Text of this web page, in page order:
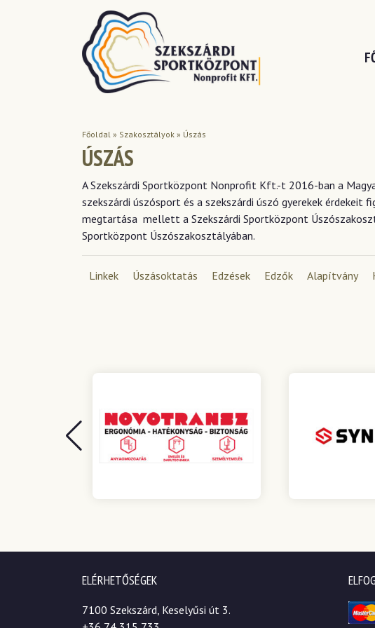
Főoldal » Szakosztályok » Úszás
ÚSZÁS
A Szekszárdi Sportközpont Nonprofit Kft.-t 2016-ban a
szekszárdi úszósport és a szekszárdi úszó gyerekek
megtartása mellett a Szekszárdi Sportközpont
Sportközpont Úszószakosztályában.
Linkek Úszásoktatás Edzések Edzők Alapítvány
ELÉRHETŐSÉGEK
7100 Szekszárd, Keselyűsi út 3.